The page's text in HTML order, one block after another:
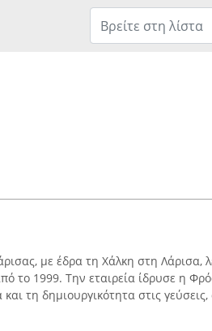
με έδρα τη Χάλκη στη Λάρισα,
το 1999. Την εταιρεία ίδρυσε η
τη δημιουργικότητα στις γεύσεις,